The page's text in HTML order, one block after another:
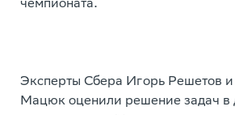
чемпионата.
Эксперты Сбера Игорь Решетов и
Мацюк оценили решение задач в